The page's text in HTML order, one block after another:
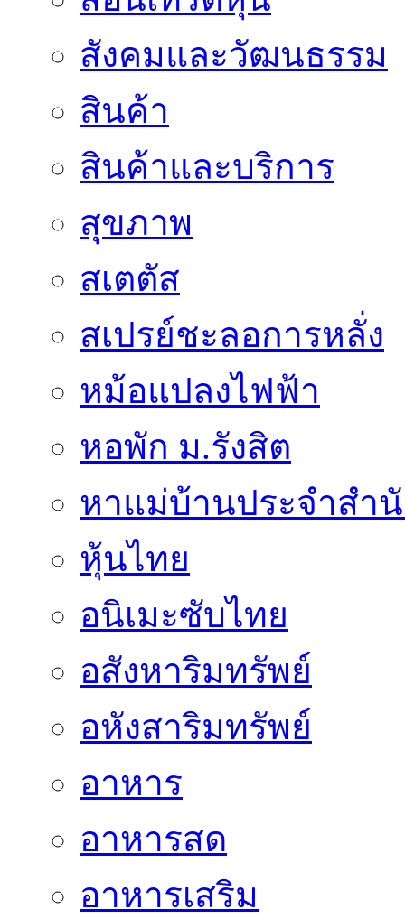
สังคมและวัฒนธรรม
สินค้า
สินค้าและบริการ
สุขภาพ
สเตตัส
สเปรย์ชะลอการหลั่ง
หม้อแปลงไฟฟ้า
หอพัก ม.รังสิต
หาแม่บ้านประจำสำ
หุ้นไทย
อนิเมะซับไทย
อสังหาริมทรัพย์
อหังสาริมทรัพย์
อาหาร
อาหารสด
อาหารเสริม